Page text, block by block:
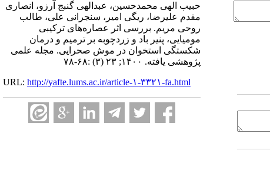
حبیب الهی محمدحسین، عبدالهی گنبج آرزو، انصاری
مقدم علیرضا، ریگی امیر، سنجرانی علی، طالب
روحی مریم. بررسی اثر عصاره‌های ترکیبی
مومیایی، پنیر باد و زردچوبه بر ترمیم و درمان
شکستگی استخوان در موش صحرایی. مجله علمی
پژوهشی یافته. ۱۴۰۰; ۲۳ (۳) :۶۸-۷۸
URL: http://yafte.lums.ac.ir/article-۱-۳۳۲۱-fa.html